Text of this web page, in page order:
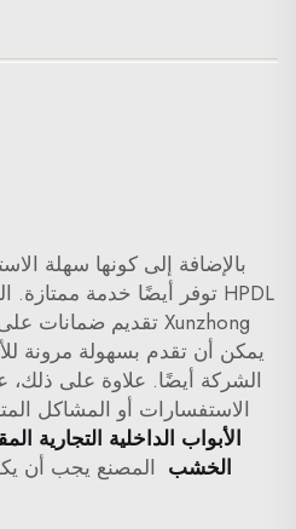
بالإضافة إلى كونها سهلة
HPDL توفر أيضًا خدمة ممتازة. العديد من الشركات المصنعة
Xunzhong تقديم ضمانات على
يمكن أن تقدم بسهولة مرونة
الشركة أيضًا. علاوة على
الاستفسارات أو المشاكل
الأبواب الداخلية التجارية
الخشب المصنع يجب أن